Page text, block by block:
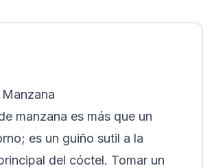
manzana es más que un
es un guiño sutil a la
del cóctel. Tomar un